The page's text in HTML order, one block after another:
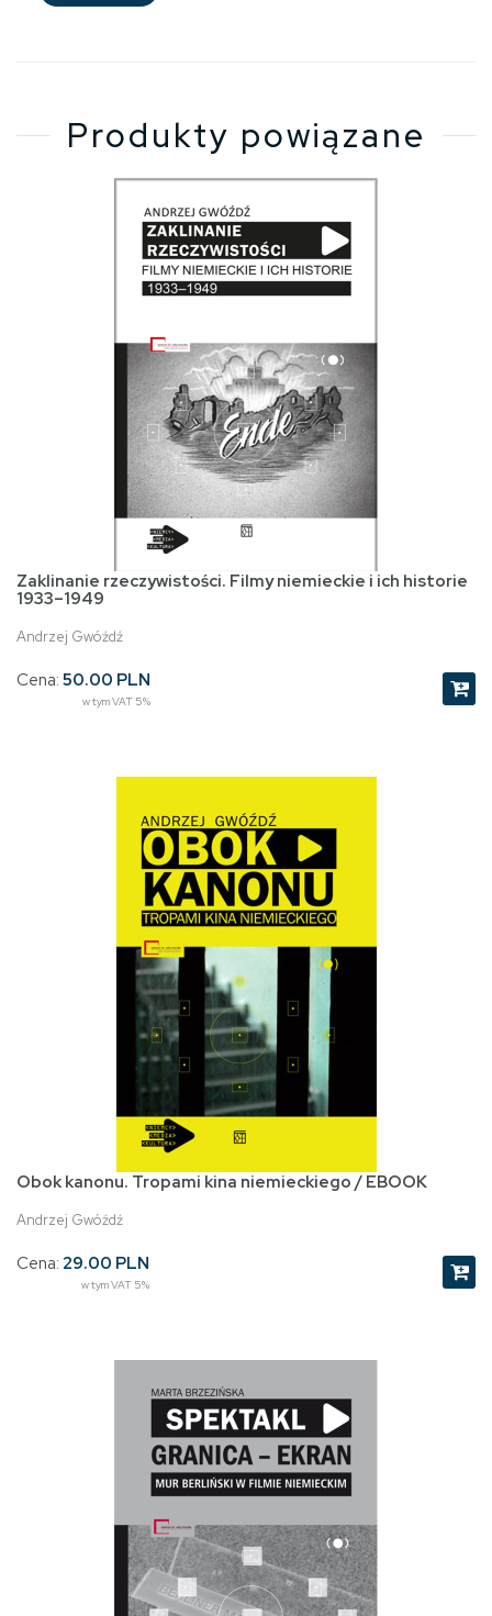
Produkty powiązane
Zaklinanie rzeczywistości. Filmy niemieckie i ich historie
1933–1949
Andrzej Gwóźdź
Cena: 50.00 PLN
w tym VAT 5%
Obok kanonu. Tropami kina niemieckiego / EBOOK
Andrzej Gwóźdź
Cena: 29.00 PLN
w tym VAT 5%